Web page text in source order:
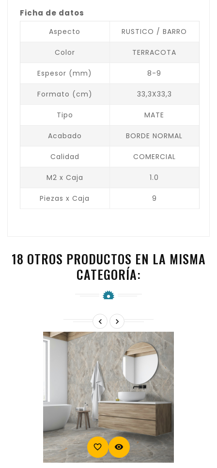
Ficha de datos
Aspecto RUSTICO / BARRO
Color TERRACOTA
Espesor (mm) 8-9
Formato (cm) 33,3X33,3
Tipo MATE
Acabado BORDE NORMAL
Calidad COMERCIAL
M2 x Caja 1.0
Piezas x Caja 9
18 OTROS PRODUCTOS EN LA MISMA
CATEGORÍA:
 
favorite_border visibility